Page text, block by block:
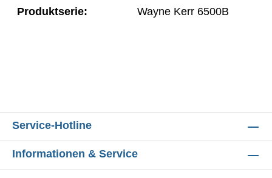
Produktserie: Wayne Kerr 6500B
Service-Hotline
Informationen & Service